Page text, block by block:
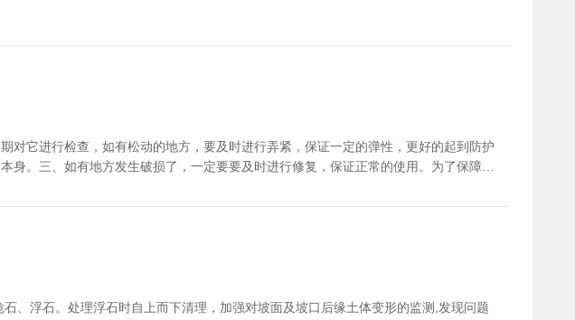
它进行检查，如有松动的地方，要及时进行弄紧，保证一定的弹性，更好的起到防护
。三、如有地方发生破损了，一定要要及时进行修复，保证正常的使用。为了保障边
、浮石。处理浮石时自上而下清理，加强对坡面及坡口后缘土体变形的监测,发现问题